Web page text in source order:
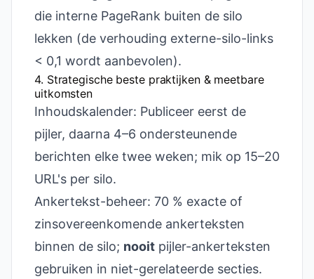
die interne PageRank buiten de silo
lekken (de verhouding externe-silo-links
< 0,1 wordt aanbevolen).
4. Strategische beste praktijken & meetbare
uitkomsten
Inhoudskalender: Publiceer eerst de
pijler, daarna 4–6 ondersteunende
berichten elke twee weken; mik op 15–20
URL's per silo.
Ankertekst-beheer: 70 % exacte of
zinsovereenkomende ankerteksten
binnen de silo; nooit pijler-ankerteksten
gebruiken in niet-gerelateerde secties.